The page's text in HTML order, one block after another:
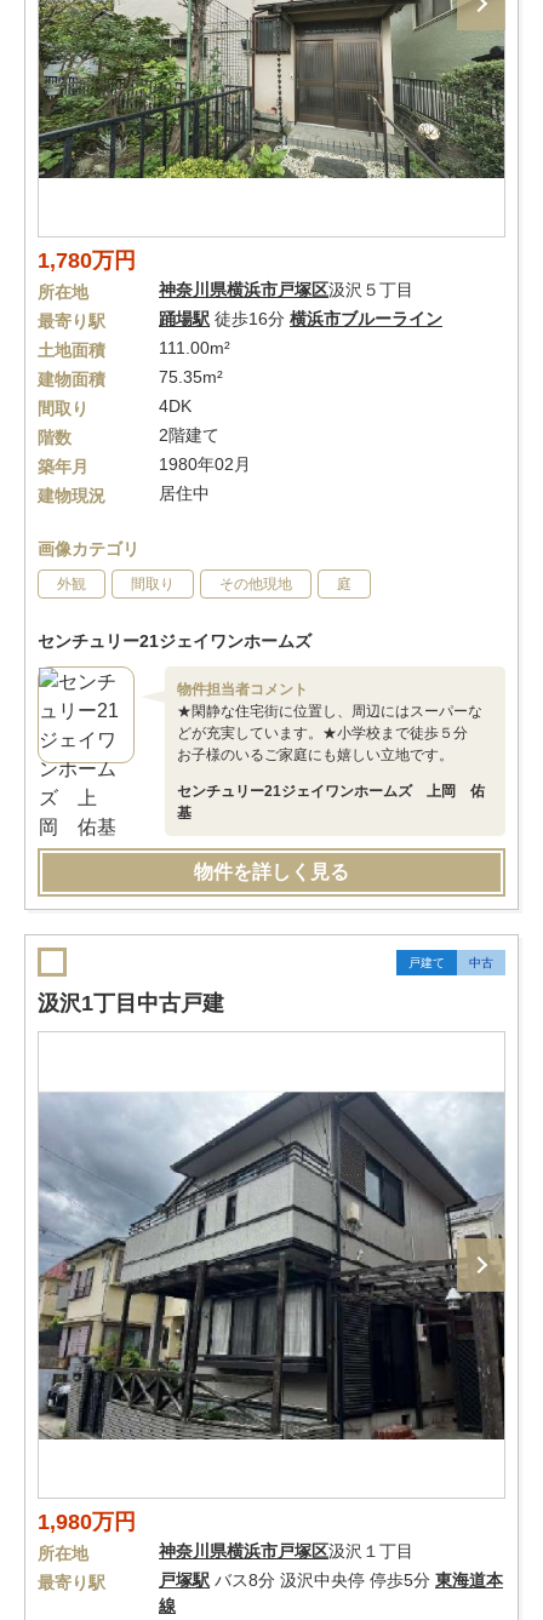
1,780万円
所在地 神奈川県横浜市戸塚区汲沢５丁目
最寄り駅
踊場駅 徒歩16分 横浜市ブルーライン
土地面積
111.00m²
建物面積
75.35m²
間取り
4DK
階数
2階建て
築年月
1980年02月
建物現況
居住中
画像カテゴリ
外観 間取り その他現地 庭
センチュリー21ジェイワンホームズ
物件担当者コメント
★閑静な住宅街に位置し、周辺にはスーパーな
どが充実しています。★小学校まで徒歩５分
お子様のいるご家庭にも嬉しい立地です。
センチュリー21ジェイワンホームズ 上岡 佑
基
物件を詳しく見る
戸建て 中古
汲沢1丁目中古戸建
1,980万円
所在地 神奈川県横浜市戸塚区汲沢１丁目
最寄り駅
戸塚駅 バス8分 汲沢中央停 停歩5分 東海道本
線